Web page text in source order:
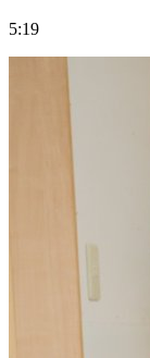
5:19